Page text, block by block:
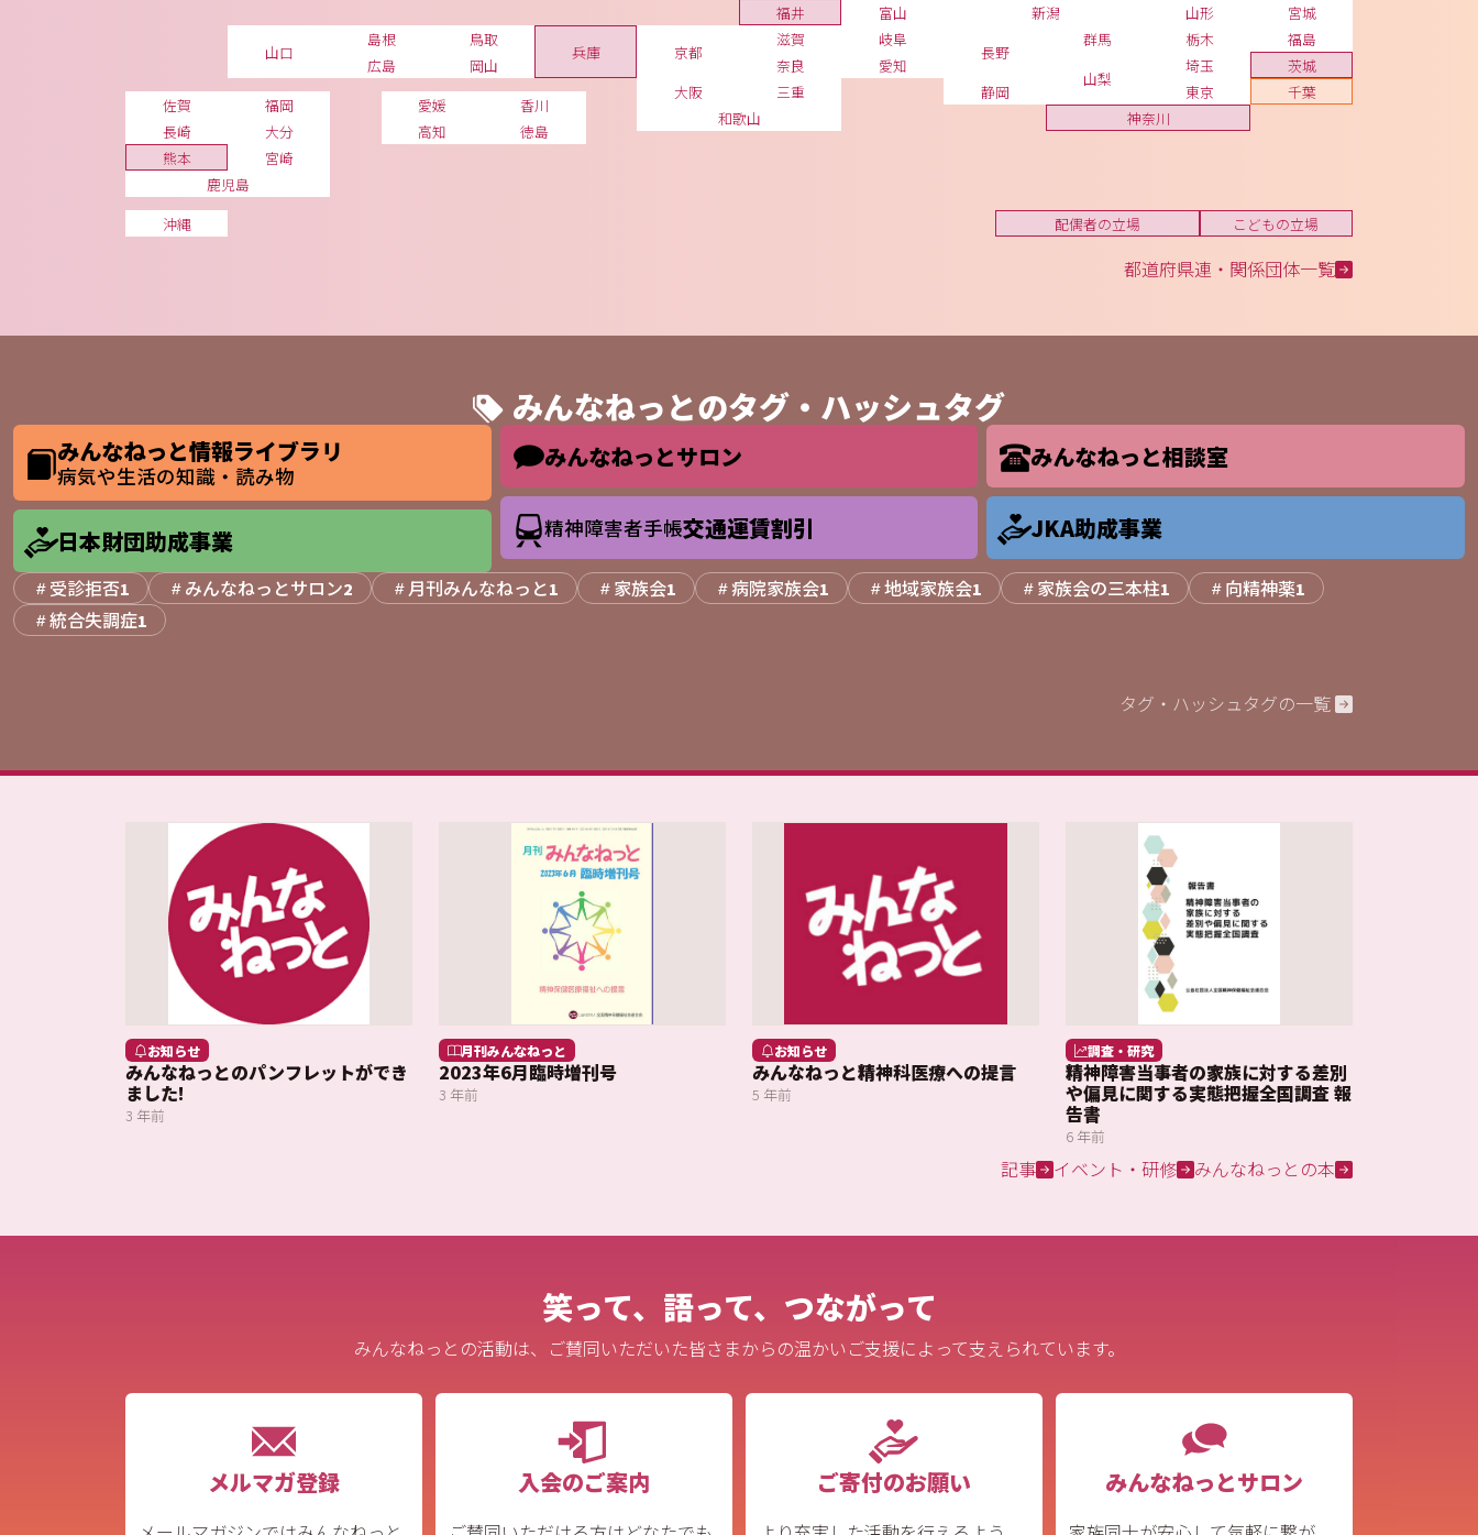
宮城
山形
福島
茨城
栃木
群馬
埼玉
千葉
東京
神奈川
新潟
富山
福井
山梨
長野
岐阜
静岡
愛知
三重
滋賀
京都
大阪
兵庫
奈良
和歌山
鳥取
島根
岡山
広島
山口
徳島
香川
愛媛
高知
福岡
佐賀
長崎
熊本
大分
宮崎
鹿児島
沖縄
こどもの立場
配偶者の立場
都道府県連・関係団体一覧
みんなねっとのタグ・ハッシュタグ
みんなねっと情報ライブラリ
病気や生活の知識・読み物
みんなねっとサロン みんなねっと相談室
精神障害者手帳交通運賃割引 JKA助成事業
日本財団助成事業
受診拒否1 みんなねっとサロン2 月刊みんなねっと1 家族会1 病院家族会1 地域家族会1 家族会の三本柱1 向精神薬1
統合失調症1
タグ・ハッシュタグの一覧
お知らせ
みんなねっとのパンフレットができ
ました!
3 年前
月刊みんなねっと
2023年6月臨時増刊号
3 年前
お知らせ
みんなねっと精神科医療への提言
5 年前
調査・研究
精神障害当事者の家族に対する差別
や偏見に関する実態把握全国調査 報
告書
6 年前
記事 イベント・研修 みんなねっとの本
笑って、語って、つながって
みんなねっとの活動は、ご賛同いただいた皆さまからの温かいご支援によって支えられています。
メルマガ登録 入会のご案内 ご寄付のお願い みんなねっとサロン